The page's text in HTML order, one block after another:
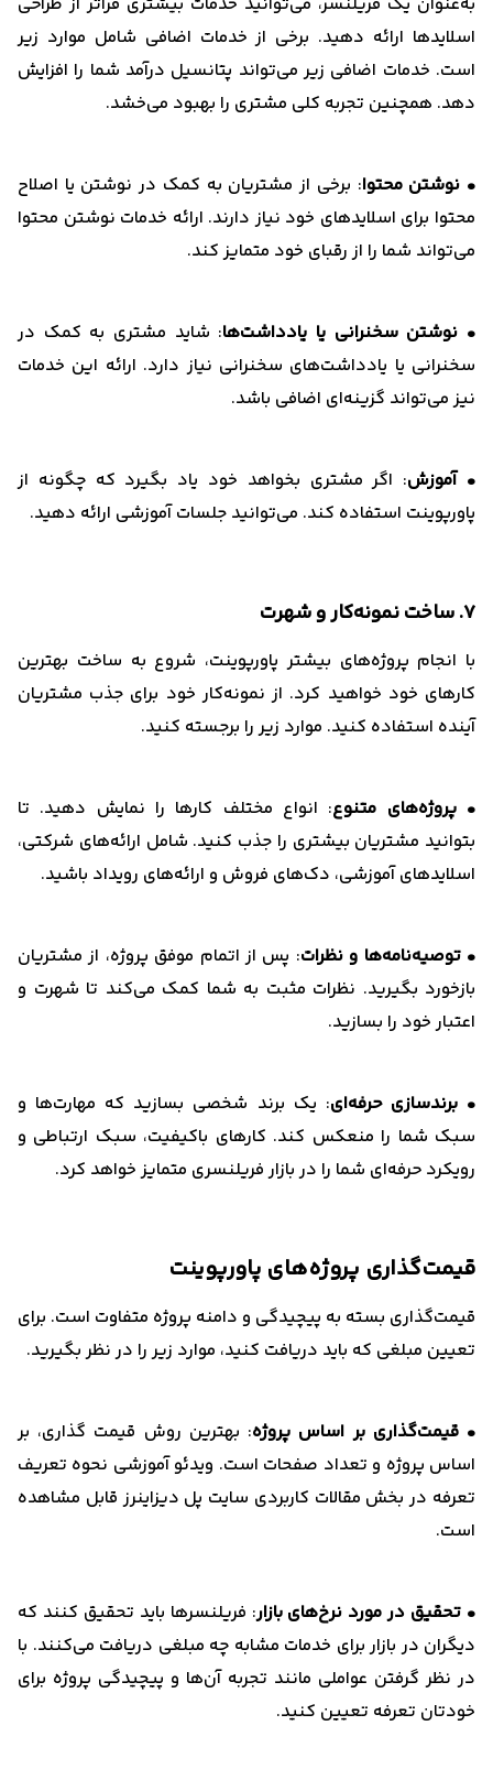
اسلایدها ارائه دهید. برخی از خدمات اضافی شامل موارد زیر
است. خدمات اضافی زیر می‌تواند پتانسیل درآمد شما را افزایش
دهد. همچنین تجربه کلی مشتری را بهبود می‌خشد.
• نوشتن محتوا: برخی از مشتریان به کمک در نوشتن یا اصلاح
محتوا برای اسلایدهای خود نیاز دارند. ارائه خدمات نوشتن محتوا
می‌تواند شما را از رقبای خود متمایز کند.
• نوشتن سخنرانی یا یادداشت‌ها: شاید مشتری به کمک در
سخنرانی یا یادداشت‌های سخنرانی نیاز دارد. ارائه این خدمات
نیز می‌تواند گزینه‌ای اضافی باشد.
• آموزش: اگر مشتری بخواهد خود یاد بگیرد که چگونه از
پاورپوینت استفاده کند. می‌توانید جلسات آموزشی ارائه دهید.
7. ساخت نمونه‌کار و شهرت
با انجام پروژه‌های بیشتر پاورپوینت، شروع به ساخت بهترین
کارهای خود خواهید کرد. از نمونه‌کار خود برای جذب مشتریان
آینده استفاده کنید. موارد زیر را برجسته کنید.
• پروژه‌های متنوع: انواع مختلف کارها را نمایش دهید. تا
بتوانید مشتریان بیشتری را جذب کنید. شامل ارائه‌های شرکتی،
اسلایدهای آموزشی، دک‌های فروش و ارائه‌های رویداد باشید.
• توصیه‌نامه‌ها و نظرات: پس از اتمام موفق پروژه، از مشتریان
بازخورد بگیرید. نظرات مثبت به شما کمک می‌کند تا شهرت و
اعتبار خود را بسازید.
• برندسازی حرفه‌ای: یک برند شخصی بسازید که مهارت‌ها و
سبک شما را منعکس کند. کارهای باکیفیت، سبک ارتباطی و
رویکرد حرفه‌ای شما را در بازار فریلنسری متمایز خواهد کرد.
قیمت‌گذاری پروژه‌های پاورپوینت
قیمت‌گذاری بسته به پیچیدگی و دامنه پروژه متفاوت است. برای
تعیین مبلغی که باید دریافت کنید، موارد زیر را در نظر بگیرید.
• قیمت‌گذاری بر اساس پروژه: بهترین روش قیمت گذاری، بر
اساس پروژه و تعداد صفحات است. ویدئو آموزشی نحوه تعریف
تعرفه در بخش مقالات کاربردی سایت پل دیزاینرز قابل مشاهده
است.
• تحقیق در مورد نرخ‌های بازار: فریلنسرها باید تحقیق کنند که
دیگران در بازار برای خدمات مشابه چه مبلغی دریافت می‌کنند. با
در نظر گرفتن عواملی مانند تجربه آن‌ها و پیچیدگی پروژه برای
خودتان تعرفه تعیین کنید.